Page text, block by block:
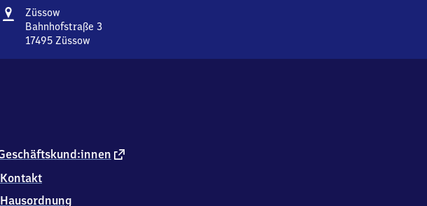
Adresse
Züssow
Bahnhofstraße 3
17495 Züssow
5
externer
Kontakt
Hausordnung